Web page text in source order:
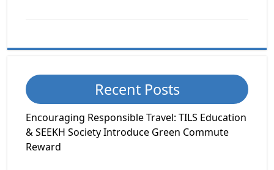
Recent Posts
Encouraging Responsible Travel: TILS Education
& SEEKH Society Introduce Green Commute
Reward